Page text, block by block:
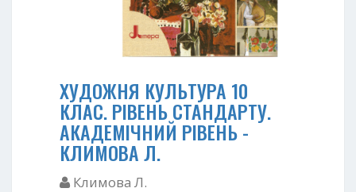
ХУДОЖНЯ КУЛЬТУРА 10
КЛАС. РІВЕНЬ СТАНДАРТУ.
АКАДЕМІЧНИЙ РІВЕНЬ -
КЛИМОВА Л.
Климова Л.